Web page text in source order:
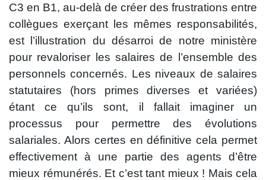
C3 en B1, au-delà de créer des frustrations entre
collègues exerçant les mêmes responsabilités,
est l’illustration du désarroi de notre ministère
pour revaloriser les salaires de l’ensemble des
personnels concernés. Les niveaux de salaires
statutaires (hors primes diverses et variées)
étant ce qu’ils sont, il fallait imaginer un
processus pour permettre des évolutions
salariales. Alors certes en définitive cela permet
effectivement à une partie des agents d’être
mieux rémunérés. Et c’est tant mieux ! Mais cela